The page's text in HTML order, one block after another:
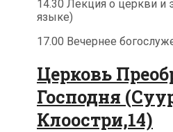
14.30 Лекция о церкви и
языке)
17.00 Вечернее
Церковь
Господня
Клоостри,14)